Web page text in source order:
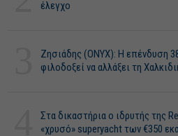
έλεγχο
Ζησιάδης (ONYX): Η επένδυση
φιλοδοξεί να αλλάξει τη
Στα δικαστήρια ο ιδρυτής της
«χρυσό» superyacht των €350